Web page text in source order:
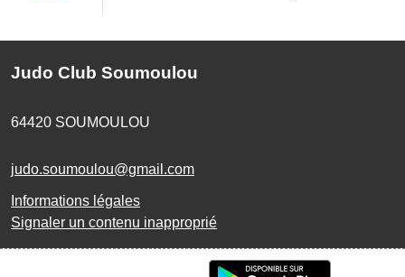
Judo Club Soumoulou
64420 SOUMOULOU
judo.soumoulou@gmail.com
Informations légales
Signaler un contenu inapproprié